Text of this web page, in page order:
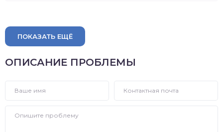
ПОКАЗАТЬ ЕЩЁ
ОПИСАНИЕ ПРОБЛЕМЫ